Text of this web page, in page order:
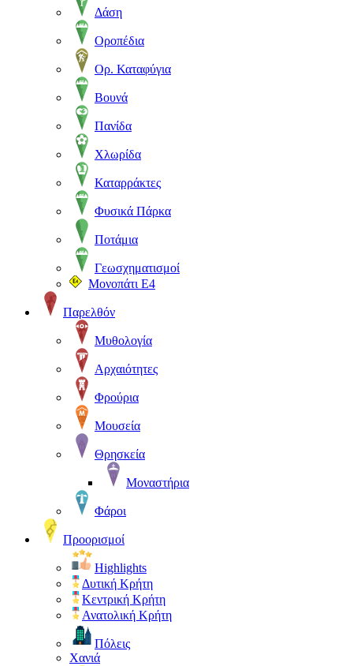
Δάση
Οροπέδια
Ορ. Καταφύγια
Βουνά
Πανίδα
Χλωρίδα
Καταρράκτες
Φυσικά Πάρκα
Ποτάμια
Γεωσχηματισμοί
Μονοπάτι Ε4
Παρελθόν
Μυθολογία
Αρχαιότητες
Φρούρια
Μουσεία
Θρησκεία
Μοναστήρια
Φάροι
Προορισμοί
Highlights
Δυτική Κρήτη
Κεντρική Κρήτη
Ανατολική Κρήτη
Πόλεις
Χανιά